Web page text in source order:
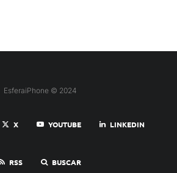
EsferaiPhone © 2024
X YOUTUBE LINKEDIN
RSS BUSCAR